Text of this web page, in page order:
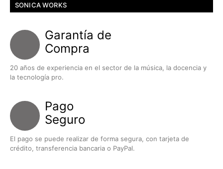
SONICA WORKS
Garantía de
Compra
20 años de experiencia en el sector de la música, la docencia y
la tecnología pro.
Pago
Seguro
El pago se puede realizar de forma segura, con tarjeta de
crédito, transferencia bancaria o PayPal.